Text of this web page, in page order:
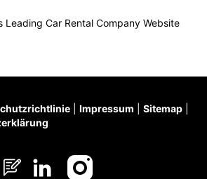
Leading Car Rental Company Website
Impressum
Sitemap